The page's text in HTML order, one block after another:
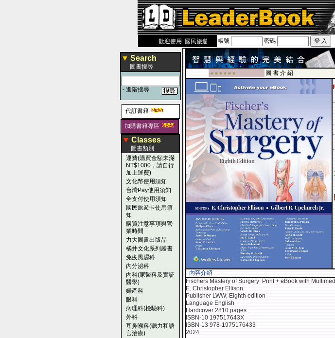
歡迎使用 國民旅遊卡！！ 帳號 密碼
▼ Search
圖書搜尋
- 進階搜尋
代訂書籍
加購書籍專區
▼ Classes
圖書類別
運費(購買金額未滿
NT$1000，請自行
加上運費)
文化幣使用須知
台灣Pay使用須知
全支付使用須知
國民旅遊卡使用須
知
購買注意事項與營
業時間
力大圖書出版品
橘井文化系列叢書
免疫風濕科
內分泌科
內科(家醫科及實証
醫學)
婦產科
眼科
病理科(檢驗科)
外科
耳鼻喉科(聽力和語
言治療)
-■ ■ ■ ■ ■ ■ 圖 書 介 紹
-
-
-
-
-
- 內容介紹
Fischers Mastery of Surgery: Print + eBook with
E. Christopher Ellison
Publisher ‎LWW; Eighth edition
Language ‎English
Hardcover ‎2810 pages
ISBN-10 ‎197517643X
ISBN-13 ‎978-1975176433
2024